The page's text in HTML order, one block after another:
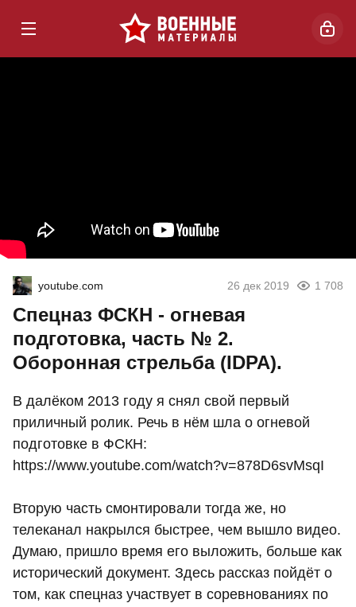
youtube.com 26 дек 2019 1 708
Спецназ ФСКН - огневая
подготовка, часть № 2.
Оборонная стрельба (IDPA).
В далёком 2013 году я снял свой первый
приличный ролик. Речь в нём шла о огневой
подготовке в ФСКН:
https://www.youtube.com/watch?v=878D6svMsqI
Вторую часть смонтировали тогда же, но
телеканал накрылся быстрее, чем вышло видео.
Думаю, пришло время его выложить, больше как
исторический документ. Здесь рассказ пойдёт о
том, как спецназ участвует в соревнованиях по